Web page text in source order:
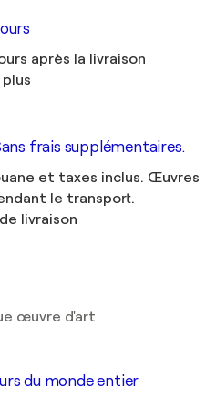
après la livraison
plus
frais supplémentaires.
et taxes inclus. Œuvres
le transport.
livraison
œuvre d'art
du monde entier